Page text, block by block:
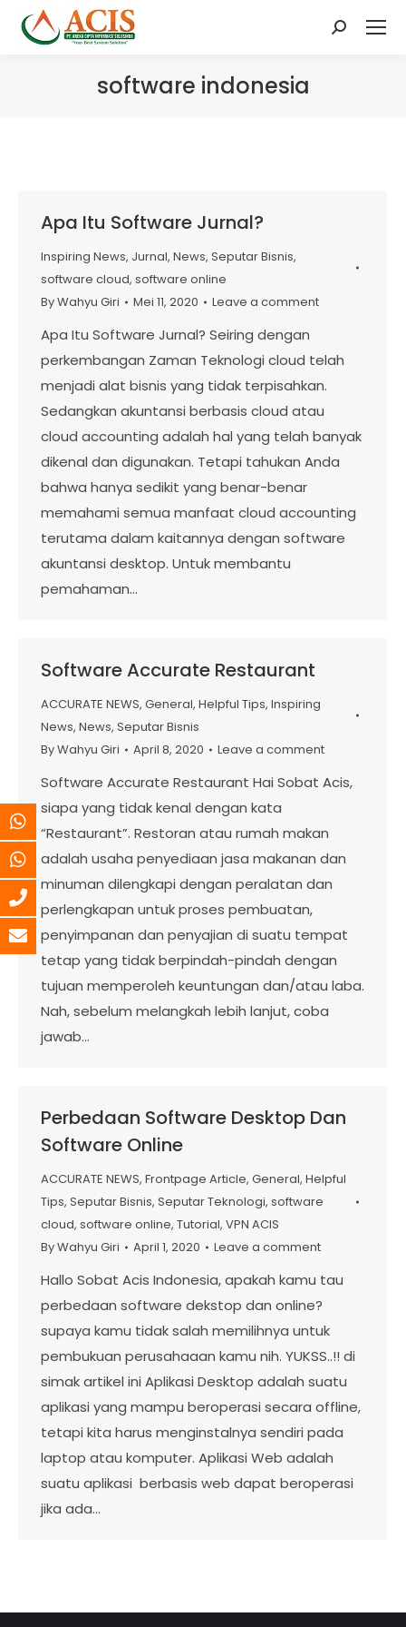
Search:
software indonesia
Apa Itu Software Jurnal?
Inspiring News, Jurnal, News, Seputar Bisnis,
software cloud, software online
ByWahyu Giri Mei 11, 2020 Leave a comment
Apa Itu Software Jurnal? Seiring dengan
perkembangan Zaman Teknologi cloud telah
menjadi alat bisnis yang tidak terpisahkan.
Sedangkan akuntansi berbasis cloud atau
cloud accounting adalah hal yang telah banyak
dikenal dan digunakan. Tetapi tahukan Anda
bahwa hanya sedikit yang benar-benar
memahami semua manfaat cloud accounting
terutama dalam kaitannya dengan software
akuntansi desktop. Untuk membantu
pemahaman…
Software Accurate Restaurant
ACCURATE NEWS, General, Helpful Tips, Inspiring
News, News, Seputar Bisnis
ByWahyu Giri April 8, 2020 Leave a comment
Software Accurate Restaurant Hai Sobat Acis,
siapa yang tidak kenal dengan kata
“Restaurant”. Restoran atau rumah makan
adalah usaha penyediaan jasa makanan dan
minuman dilengkapi dengan peralatan dan
perlengkapan untuk proses pembuatan,
penyimpanan dan penyajian di suatu tempat
tetap yang tidak berpindah-pindah dengan
tujuan memperoleh keuntungan dan/atau laba.
Nah, sebelum melangkah lebih lanjut, coba
jawab…
Perbedaan Software Desktop Dan
Software Online
ACCURATE NEWS, Frontpage Article, General, Helpful
Tips, Seputar Bisnis, Seputar Teknologi, software
cloud, software online, Tutorial, VPN ACIS
ByWahyu Giri April 1, 2020 Leave a comment
Hallo Sobat Acis Indonesia, apakah kamu tau
perbedaan software dekstop dan online?
supaya kamu tidak salah memilihnya untuk
pembukuan perusahaaan kamu nih. YUKSS..!! di
simak artikel ini Aplikasi Desktop adalah suatu
aplikasi yang mampu beroperasi secara offline,
tetapi kita harus menginstalnya sendiri pada
laptop atau komputer. Aplikasi Web adalah
suatu aplikasi berbasis web dapat beroperasi
jika ada…